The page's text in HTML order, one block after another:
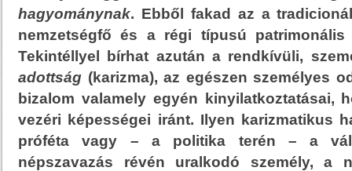
hagyománynak. Ebből fakad az a
nemzetségfő és a régi típusú patrimonális
Tekintéllyel bírhat azután a rendkívüli,
adottság (karizma), az egészen személyes
bizalom valamely egyén kinyilatkoztatásai,
vezéri képességei iránt. Ilyen karizmatikus
próféta vagy – a politika terén – a
népszavazás révén uralkodó személy, a